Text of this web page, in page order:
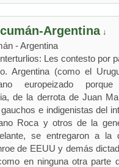
Argentina↓
- Argentina
Les contesto por
Argentina (como el
europeizado
de la derrota de Juan
e indigenistas del
Roca y otros de la
se entregaron a la
de EEUU y demás
en ninguna otra parte